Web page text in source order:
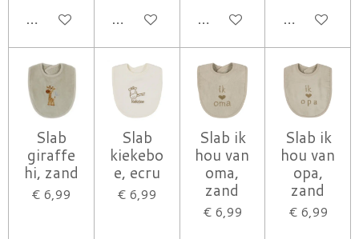
IN WINKELWAGENIN WINKELWAGENIN WINKELWAGEN
IN
Slab
giraffe
hi, zand
€ 6,99
Slab
kiekebo
e, ecru
€ 6,99
Slab ik
hou van
oma,
zand
€ 6,99
Slab ik
hou van
opa,
zand
€ 6,99